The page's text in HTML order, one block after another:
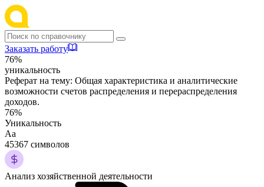
Заказать работу
76%
уникальность
Реферат на тему: Общая характеристика и аналитические
возможности счетов распределения и перераспределения
доходов.
76%
Уникальность
Аа
45367 символов
Анализ хозяйственной деятельности